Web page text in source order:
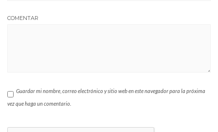
COMENTAR
Guardar mi nombre, correo electrónico y sitio web en este navegador para la próxima
vez que haga un comentario.